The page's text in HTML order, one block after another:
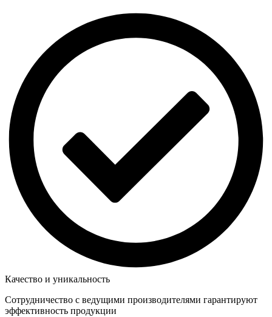
Качество и уникальность
Сотрудничество с ведущими производителями гарантируют
эффективность продукции